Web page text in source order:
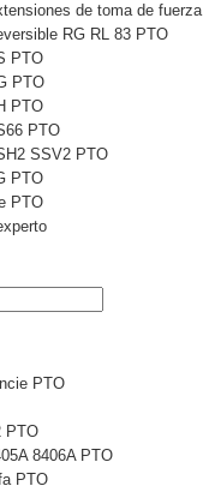
de toma de fuerza
RG RL 83 PTO
PTO
PTO
PTO
PTO
SSV2 PTO
PTO
PTO
PTO
PTO
8406A PTO
PTO